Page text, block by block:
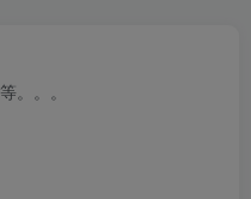
。。。